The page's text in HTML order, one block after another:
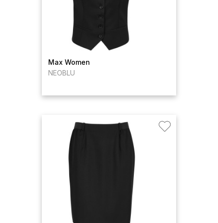
Max Women
NEOBLU